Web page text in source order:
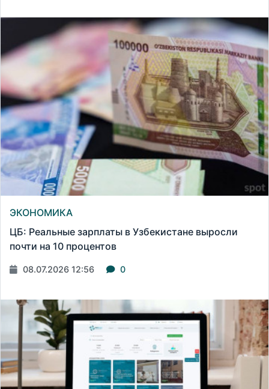
ЭКОНОМИКА
ЦБ: Реальные зарплаты в Узбекистане выросли
почти на 10 процентов
08.07.2026 12:56 0